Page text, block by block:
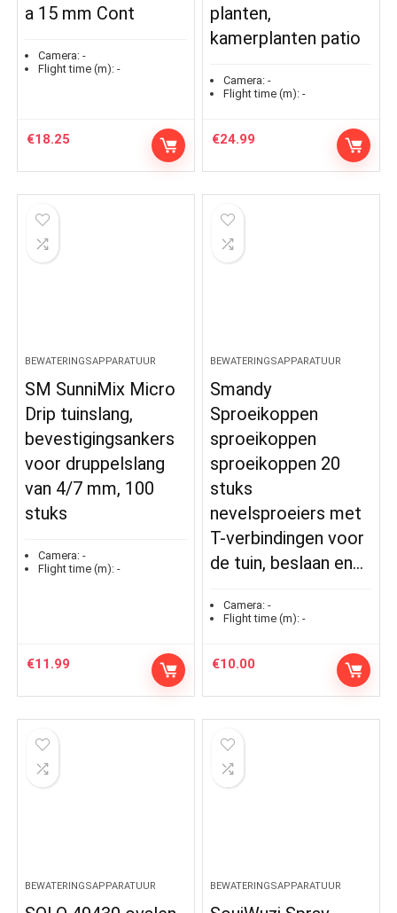
a 15 mm Cont
Camera: -
Flight time (m): -
€18.25
planten,
kamerplanten patio
Camera: -
Flight time (m): -
€24.99
BEWATERINGSAPPARATUUR
SM SunniMix Micro
Drip tuinslang,
bevestigingsankers
voor druppelslang
van 4/7 mm, 100
stuks
Camera: -
Flight time (m): -
€11.99
BEWATERINGSAPPARATUUR
Smandy
Sproeikoppen
sproeikoppen
sproeikoppen 20
stuks
nevelsproeiers met
T-verbindingen voor
de tuin, beslaan en…
Camera: -
Flight time (m): -
€10.00
BEWATERINGSAPPARATUUR BEWATERINGSAPPARATUUR